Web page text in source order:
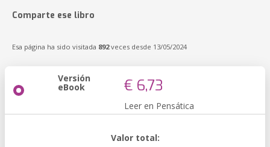
Comparte ese libro
Esa página ha sido visitada 892veces desde 13/05/2024
Versión
eBook € 6,73
Leer en Pensática
Valor total: